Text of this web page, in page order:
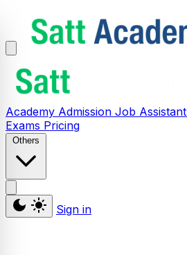
Academy Admission Job Assistant
Exams Pricing
Others
Sign in